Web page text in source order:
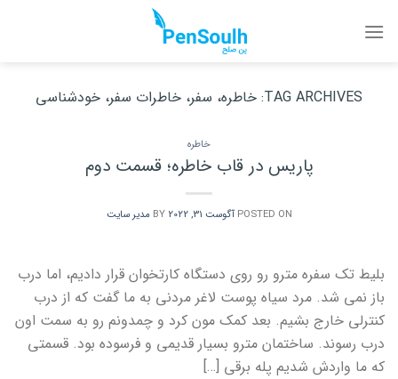
TAG ARCHIVES: خاطره، سفر، خاطرات سفر، خودشناسی
خاطره
پاریس در قاب خاطره؛ قسمت دوم
POSTED ON آگوست 31, 2022 BY مدیر سایت
بلیط تک سفره مترو رو روی دستگاه کارتخوان قرار دادیم، اما درب
باز نمی شد. مرد سیاه پوست لاغر مردنی به ما گفت که از درب
کنترلی خارج بشیم. بعد کمک مون کرد و چمدونم رو به سمت اون
درب رسوند. ساختمان مترو بسیار قدیمی و فرسوده بود. قسمتی
که ما واردش شدیم پله برقی […]